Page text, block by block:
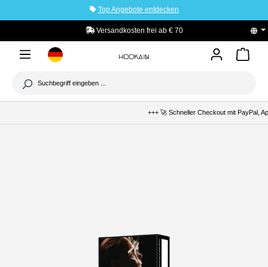
Top Angebote entdecken
Versandkosten frei ab € 70
+++ 🚀 Schneller Checkout mit PayPal,